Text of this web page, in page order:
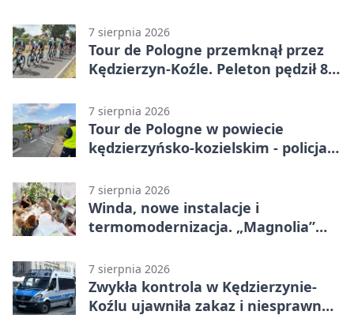
7 sierpnia 2026
Tour de Pologne przemknął przez
Kędzierzyn-Koźle. Peleton pędził 80
7 sierpnia 2026
Tour de Pologne w powiecie
kędzierzyńsko-kozielskim - policja
7 sierpnia 2026
Winda, nowe instalacje i
termomodernizacja. „Magnolia”
7 sierpnia 2026
Zwykła kontrola w Kędzierzynie-
Koźlu ujawniła zakaz i niesprawne